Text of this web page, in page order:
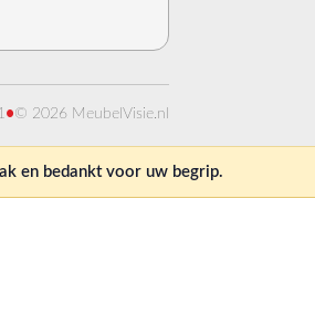
•© 2026 MeubelVisie.nl
en bedankt voor uw begrip.